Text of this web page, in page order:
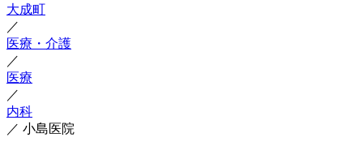
大成町
／
医療・介護
／
医療
／
内科
／ 小島医院